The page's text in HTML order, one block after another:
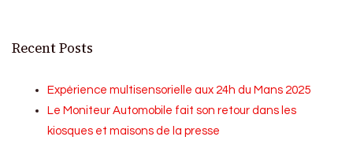
Recent Posts
Expérience multisensorielle aux 24h du Mans 2025
Le Moniteur Automobile fait son retour dans les
kiosques et maisons de la presse